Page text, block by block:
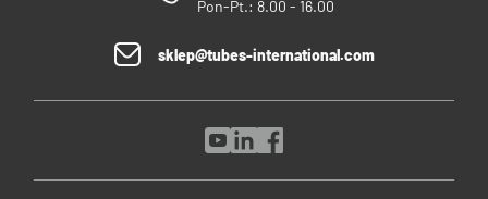
Pon-Pt.: 8.00 - 16.00
sklep@tubes-international.com